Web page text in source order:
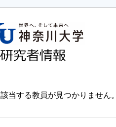
該当する教員が見つかりません。